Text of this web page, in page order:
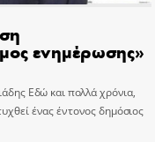
ενημέρωσης»
Εδώ και πολλά χρόνια,
ένας έντονος δημόσιος